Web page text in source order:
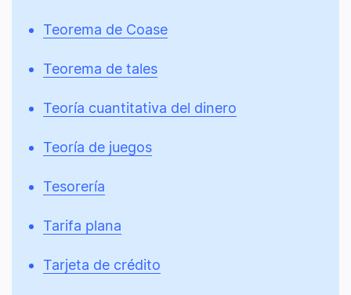
Teorema de Coase
Teorema de tales
Teoría cuantitativa del dinero
Teoría de juegos
Tesorería
Tarifa plana
Tarjeta de crédito